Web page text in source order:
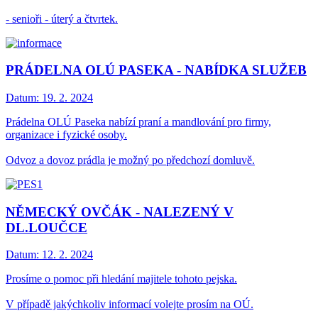
- senioři - úterý a čtvrtek.
PRÁDELNA OLÚ PASEKA - NABÍDKA SLUŽEB
Datum: 19. 2. 2024
Prádelna OLÚ Paseka nabízí praní a mandlování pro firmy,
organizace i fyzické osoby.
Odvoz a dovoz prádla je možný po předchozí domluvě.
NĚMECKÝ OVČÁK - NALEZENÝ V
DL.LOUČCE
Datum: 12. 2. 2024
Prosíme o pomoc při hledání majitele tohoto pejska.
V případě jakýchkoliv informací volejte prosím na OÚ.